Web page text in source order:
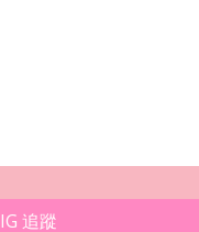
IG 追蹤